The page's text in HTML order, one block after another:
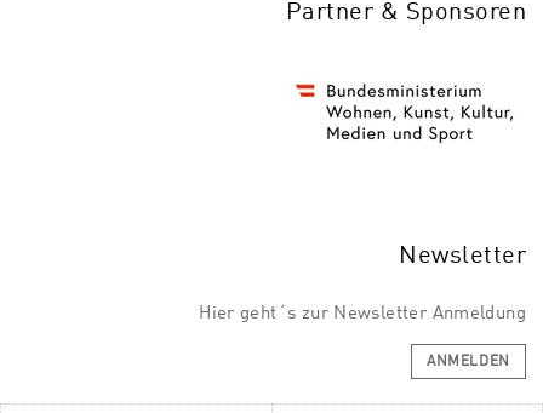
Partner & Sponsoren
Newsletter
Hier geht´s zur Newsletter Anmeldung
ANMELDEN